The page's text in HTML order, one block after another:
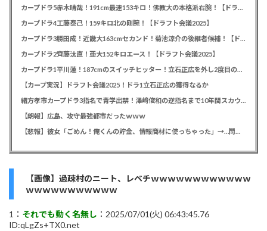
カープドラ5赤木晴哉！191cm最速153キロ！佛教大の本格派右腕！【ドラフト会議2025】
カープドラ4工藤泰己！159キロ北の剛腕！【ドラフト会議2025】
カープドラ3勝田成！近畿大163cmセカンド！菊池涼介の後継者候補！【ドラフト会議2025】
カープドラ2齊藤汰直！亜大152キロエース！【ドラフト会議2025】
カープドラ1平川蓮！187cmのスイッチヒッター！立石正広を外し2度目の重複も新井監督がクジを引き当てる！【ドラフト会議2025】
【カープ実況】ドラフト会議2025！ドラ1立石正広の獲得なるか
緒方孝市カープドラ3指名で青学出禁！澤﨑俊和の逆指名まで10年間スカウト出禁
【朗報】広島、攻守最強都市だったｗｗｗ
【悲報】彼女「ごめん！俺くんの貯金、情報商材に使っちゃった」→…問い詰めたらギャン泣きされたんだが俺が悪いのか？
【画像】過疎村のニート、レベチｗｗｗｗｗｗｗｗｗｗｗｗ
ｗｗｗｗｗｗｗｗｗｗｗ
1： それでも動く名無し ：2025/07/01(火) 06:43:45.76
ID:qLgZs+TX0.net